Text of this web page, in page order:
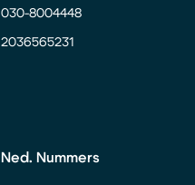
030-8004448
2036565231
Ned. Nummers